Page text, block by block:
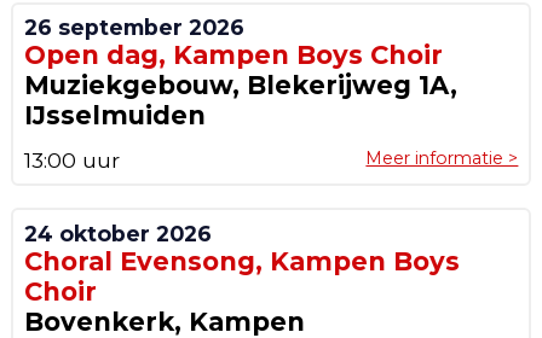
26 september 2026
Open dag, Kampen Boys Choir
Muziekgebouw, Blekerijweg 1A,
IJsselmuiden
Meer informatie >
13:00 uur
24 oktober 2026
Choral Evensong, Kampen Boys
Choir
Bovenkerk, Kampen